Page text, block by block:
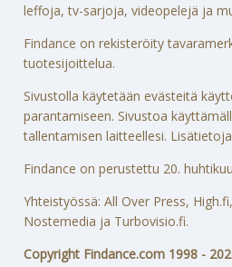
leffoja, tv-sarjoja, videopelejä ja
Findance on rekisteröity
tuotesijoittelua.
Sivustolla käytetään evästeitä
parantamiseen. Sivustoa
tallentamisen laitteellesi.
Findance on perustettu 20.
Yhteistyössä: All Over Press,
Nostemedia ja Turbovisio.fi.
Copyright Findance.com 1998 -